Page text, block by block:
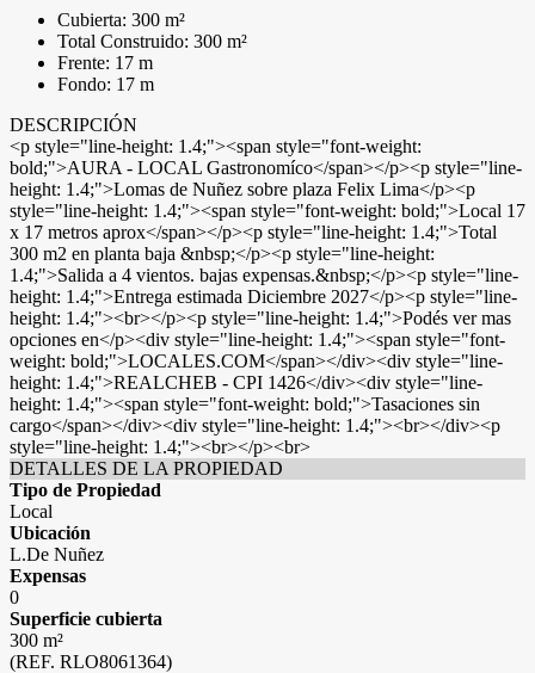
Cubierta: 300 m²
Total Construido: 300 m²
Frente: 17 m
Fondo: 17 m
DESCRIPCIÓN
<p style="line-height: 1.4;"><span style="font-weight:
bold;">AURA - LOCAL Gastronomíco</span></p><p style="line-
height: 1.4;">Lomas de Nuñez sobre plaza Felix Lima</p><p
style="line-height: 1.4;"><span style="font-weight: bold;">Local 17
x 17 metros aprox</span></p><p style="line-height: 1.4;">Total
300 m2 en planta baja &nbsp;</p><p style="line-height:
1.4;">Salida a 4 vientos. bajas expensas.&nbsp;</p><p style="line-
height: 1.4;">Entrega estimada Diciembre 2027</p><p style="line-
height: 1.4;"><br></p><p style="line-height: 1.4;">Podés ver mas
opciones en</p><div style="line-height: 1.4;"><span style="font-
weight: bold;">LOCALES.COM</span></div><div style="line-
height: 1.4;">REALCHEB - CPI 1426</div><div style="line-
height: 1.4;"><span style="font-weight: bold;">Tasaciones sin
cargo</span></div><div style="line-height: 1.4;"><br></div><p
style="line-height: 1.4;"><br></p><br>
DETALLES DE LA PROPIEDAD
Tipo de Propiedad
Local
Ubicación
L.De Nuñez
Expensas
0
Superficie cubierta
300 m²
(REF. RLO8061364)